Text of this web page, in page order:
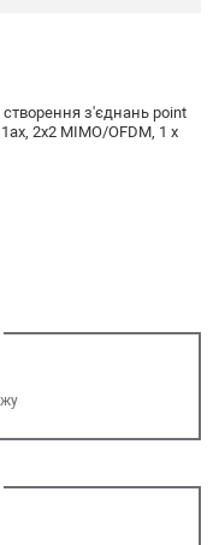
створення з'єднань point
2x2 MIMO/OFDM, 1 x